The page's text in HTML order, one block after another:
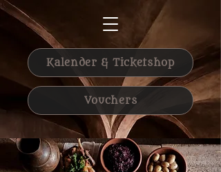
Vouchers
Kalender & Ticketshop